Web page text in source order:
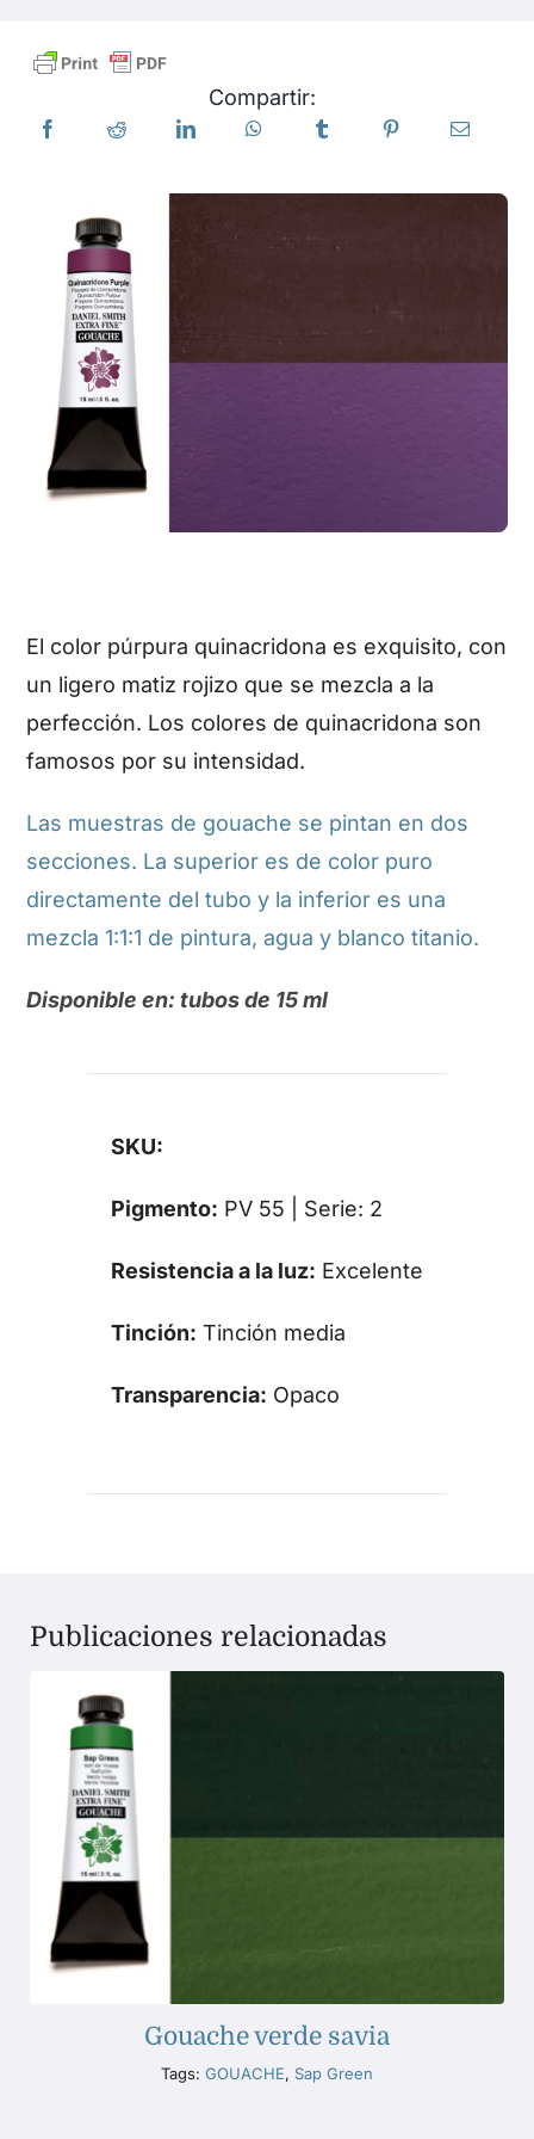
Productos
Eventos
Recursos
Encuentra un minorista
Contáctanos
Compartir:
El color púrpura quinacridona es exquisito, con
un ligero matiz rojizo que se mezcla a la
perfección. Los colores de quinacridona son
famosos por su intensidad.
Las muestras de gouache se pintan en dos
secciones. La superior es de color puro
directamente del tubo y la inferior es una
mezcla 1:1:1 de pintura, agua y blanco titanio.
Disponible en: tubos de 15 ml
SKU:
Pigmento: PV 55 | Serie: 2
Resistencia a la luz: Excelente
Tinción: Tinción media
Transparencia: Opaco
Publicaciones relacionadas
Gouache verde savia
Tags: GOUACHE, Sap Green